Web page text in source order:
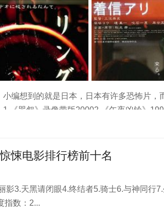
编想到的就是日本，日本有许多恐怖片，
《咒怨》录像带版20002.《午夜凶铃》
》19647.《切肤之爱》19998.《轮回》
悚电影排行榜前十名
3.天黑请闭眼4.终结者5.骑士6.与神同行7.
指数：2...